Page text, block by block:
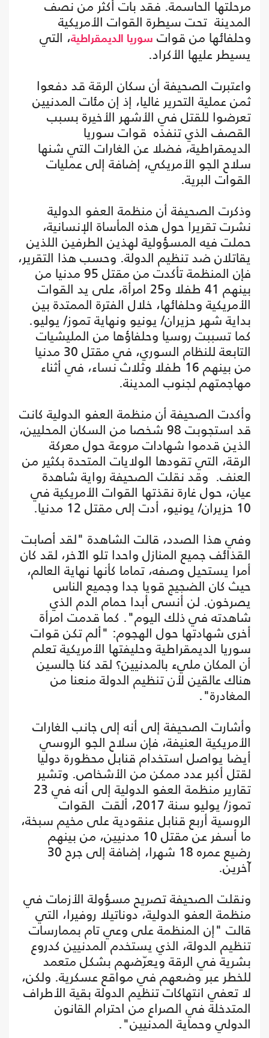
مرحلتها الحاسمة. فقد بات أكثر من نصف
المدينة تحت سيطرة القوات الأمريكية
وحلفائها من قوات سوريا الديمقراطية، التي
يسيطر عليها الأكراد.
واعتبرت الصحيفة أن سكان الرقة قد دفعوا
ثمن عملية التحرير غاليا، إذ إن مئات المدنيين
تعرضوا للقتل في الأشهر الأخيرة بسبب
القصف الذي تنفذه قوات سوريا
الديمقراطية، فضلا عن الغارات التي شنها
سلاح الجو الأمريكي، إضافة إلى عمليات
القوات البرية.
وذكرت الصحيفة أن منظمة العفو الدولية
نشرت تقريرا حول هذه المأساة الإنسانية،
حملت فيه المسؤولية لهذين الطرفين اللذين
يقاتلان ضد تنظيم الدولة. وحسب هذا التقرير،
فإن المنظمة تأكدت من مقتل 95 مدنيا من
بينهم 41 طفلا و25 امرأة، على يد القوات
الأمريكية وحلفائها، خلال الفترة الممتدة بين
بداية شهر حزيران/ يونيو ونهاية تموز/ يوليو.
كما تسببت روسيا وحلفاؤها من المليشيات
التابعة للنظام السوري، في مقتل 30 مدنيا
من بينهم 16 طفلا وثلاث نساء، في أثناء
مهاجمتهم لجنوب المدينة.
وأكدت الصحيفة أن منظمة العفو الدولية كانت
قد استجوبت 98 شخصا من السكان المحليين،
الذين قدموا شهادات مروعة حول معركة
الرقة، التي تقودها الولايات المتحدة بكثير من
العنف. وقد نقلت الصحيفة رواية شاهدة
عيان، حول غارة نقذتها القوات الأمريكية في
10 حزيران/ يونيو، أدت إلى مقتل 12 مدنيا.
وفي هذا الصدد، قالت الشاهدة "لقد أصابت
القذائف جميع المنازل واحدا تلو الآخر، لقد كان
أمرا يستحيل وصفه، تماما كأنها نهاية العالم،
حيث كان الضجيج قويا جدا وجميع الناس
يصرخون. لن أنسى أبدا حمام الدم الذي
شاهدته في ذلك اليوم". كما قدمت امرأة
أخرى شهادتها حول الهجوم: "ألم تكن قوات
سوريا الديمقراطية وحليفتها الأمريكية تعلم
أن المكان مليء بالمدنيين؟ لقد كنا جالسين
هناك عالقين لأن تنظيم الدولة منعنا من
المغادرة".
وأشارت الصحيفة إلى أنه إلى جانب الغارات
الأمريكية العنيفة، فإن سلاح الجو الروسي
أيضا يواصل استخدام قنابل محظورة دوليا
لقتل أكبر عدد ممكن من الأشخاص. وتشير
تقارير منظمة العفو الدولية إلى أنه في 23
تموز/ يوليو سنة 2017، ألقت القوات
الروسية أربع قنابل عنقودية على مخيم سبخة،
ما أسفر عن مقتل 10 مدنيين، من بينهم
رضيع عمره 18 شهرا، إضافة إلى جرح 30
آخرين.
ونقلت الصحيفة تصريح مسؤولة الأزمات في
منظمة العفو الدولية، دوناتيلا روفيرا، التي
قالت "إن المنظمة على وعي تام بممارسات
تنظيم الدولة، الذي يستخدم المدنيين كدروع
بشرية في الرقة ويعرّضهم بشكل متعمد
للخطر عبر وضعهم في مواقع عسكرية. ولكن،
لا تعفي انتهاكات تنظيم الدولة بقية الأطراف
المتدخلة في الصراع من احترام القانون
الدولي وحماية المدنيين".